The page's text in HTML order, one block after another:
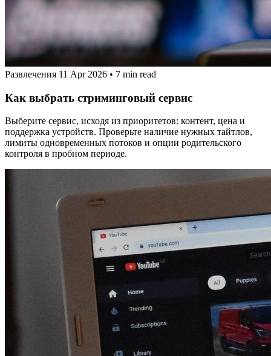
Развлечения 11 Apr 2026 • 7 min read
Как выбрать стриминговый сервис
Выберите сервис, исходя из приоритетов: контент, цена и
поддержка устройств. Проверьте наличие нужных тайтлов,
лимиты одновременных потоков и опции родительского
контроля в пробном периоде.